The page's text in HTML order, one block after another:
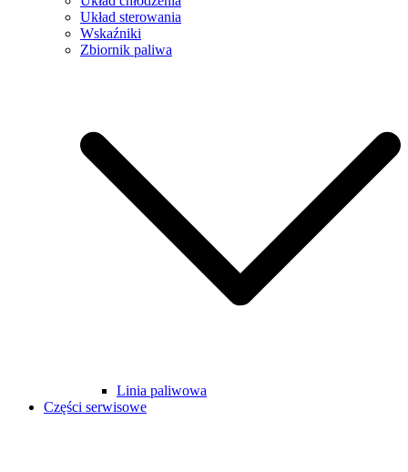
Układ sterowania
Wskaźniki
Zbiornik paliwa
Linia paliwowa
Części serwisowe